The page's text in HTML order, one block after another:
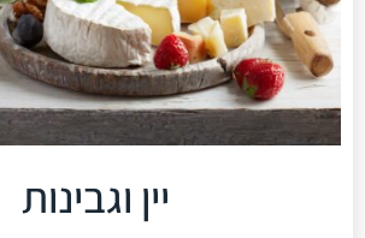
יין וגבינות